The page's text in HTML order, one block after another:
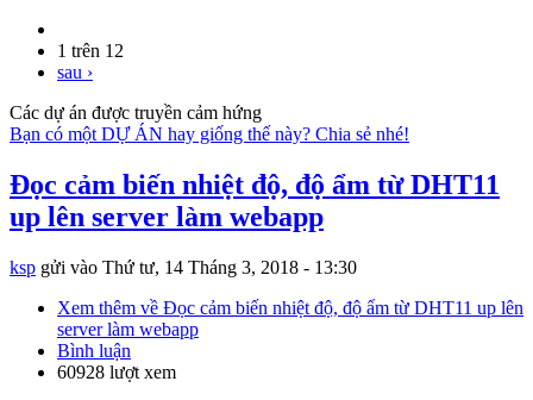
1 trên 12
sau ›
Các dự án được truyền cảm hứng
Bạn có một DỰ ÁN hay giống thế này? Chia sẻ nhé!
Đọc cảm biến nhiệt độ, độ ẩm từ DHT11
up lên server làm webapp
ksp gửi vào Thứ tư, 14 Tháng 3, 2018 - 13:30
Xem thêm về Đọc cảm biến nhiệt độ, độ ẩm từ DHT11 up lên
server làm webapp
Bình luận
60928 lượt xem